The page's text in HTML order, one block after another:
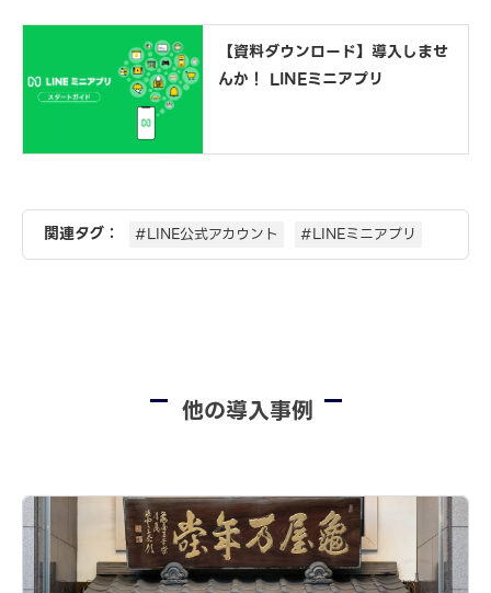
【資料ダウンロード】導入しませ
んか！ LINEミニアプリ
関連タグ： #LINE公式アカウント #LINEミニアプリ
他の導入事例